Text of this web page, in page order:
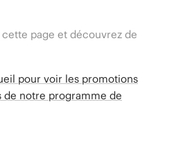
page et découvrez de
pour voir les promotions
de notre programme de